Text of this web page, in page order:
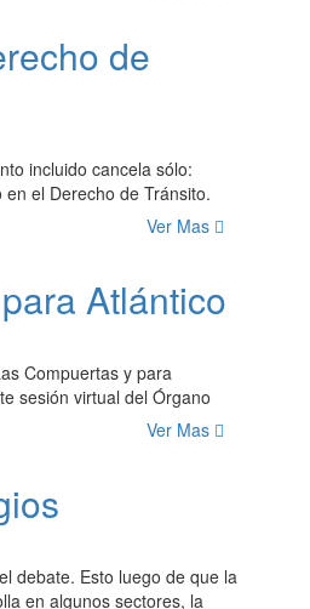
de
incluido cancela sólo:
el Derecho de Tránsito.
Ver Mas
Atlántico
Compuertas y para
sesión virtual del Órgano
Ver Mas
debate. Esto luego de que la
en algunos sectores, la